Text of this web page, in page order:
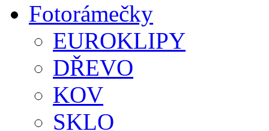
Fotorámečky
EUROKLIPY
DŘEVO
KOV
SKLO